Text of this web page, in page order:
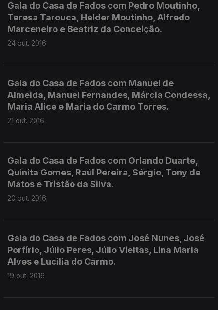
Gala do Casa de Fados com Pedro Moutinho,
Teresa Tarouca, Helder Moutinho, Alfredo
Marceneiro e Beatriz da Conceição.
24 out. 2016
Gala do Casa de Fados com Manuel de
Almeida, Manuel Fernandes, Márcia Condessa,
Maria Alice e Maria do Carmo Torres.
21 out. 2016
Gala do Casa de Fados com Orlando Duarte,
Quinita Gomes, Raúl Pereira, Sérgio, Tony de
Matos e Tristão da Silva.
20 out. 2016
Gala do Casa de Fados com José Nunes, José
Porfírio, Júlio Peres, Júlio Vieitas, Lina Maria
Alves e Lucília do Carmo.
19 out. 2016